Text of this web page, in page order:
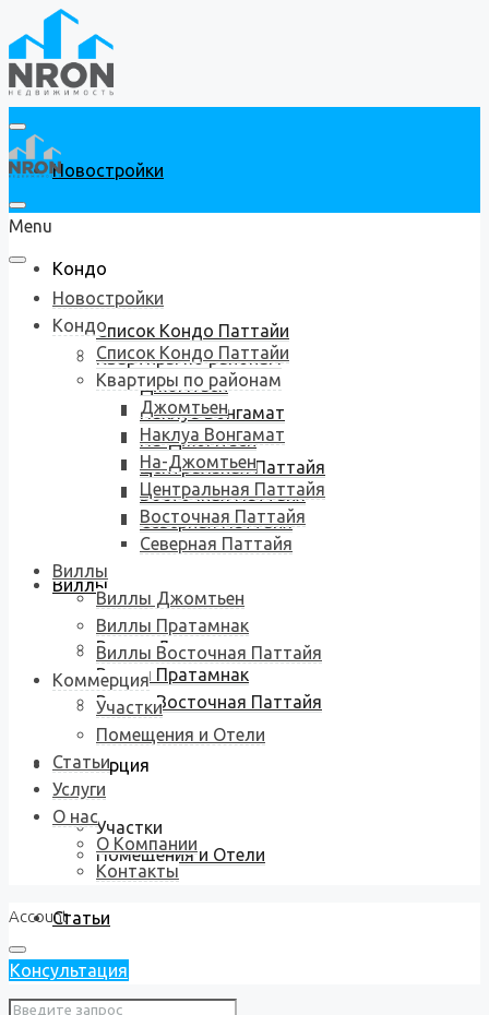
Новостройки
Кондо
Список Кондо Паттайи
Квартиры по районам
Джомтьен
Наклуа Вонгамат
На-Джомтьен
Центральная Паттайя
Восточная Паттайя
Северная Паттайя
Виллы
Виллы Джомтьен
Виллы Пратамнак
Виллы Восточная Паттайя
Коммерция
Участки
Помещения и Отели
Статьи
Menu
Новостройки
Кондо
Список Кондо Паттайи
Квартиры по районам
Джомтьен
Наклуа Вонгамат
На-Джомтьен
Центральная Паттайя
Восточная Паттайя
Северная Паттайя
Виллы
Виллы Джомтьен
Виллы Пратамнак
Виллы Восточная Паттайя
Коммерция
Участки
Помещения и Отели
Статьи
Услуги
О нас
О Компании
Контакты
Account
Консультация